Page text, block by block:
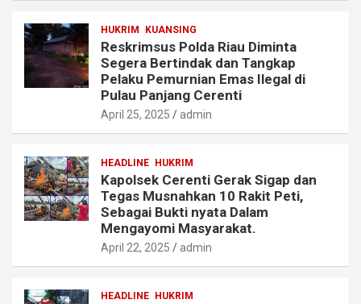
HUKRIM KUANSING
Reskrimsus Polda Riau Diminta
Segera Bertindak dan Tangkap
Pelaku Pemurnian Emas Ilegal di
Pulau Panjang Cerenti
April 25, 2025 admin
HEADLINE HUKRIM
Kapolsek Cerenti Gerak Sigap dan
Tegas Musnahkan 10 Rakit Peti,
Sebagai Bukti nyata Dalam
Mengayomi Masyarakat.
April 22, 2025 admin
HEADLINE HUKRIM